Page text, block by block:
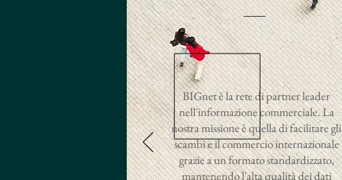
BIGnet è la rete di partner leader
nell'informazione commerciale. La
nostra missione è quella di facilitare gli
scambi e il commercio internazionale
grazie a un formato standardizzato,
mantenendo l'alta qualità dei dati